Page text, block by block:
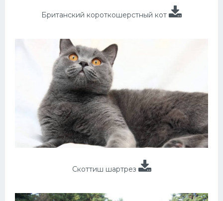
Британский короткошерстный кот
Скоттиш шартрез